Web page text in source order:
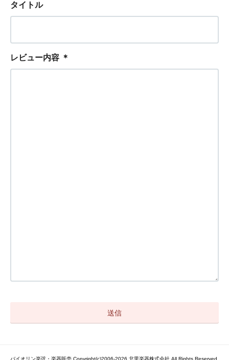
タイトル
レビュー内容 ＊
バイオリン楽弦・楽器販売 Copyright(c)2006-2026 北里楽器株式会社 All Rights Reserved.